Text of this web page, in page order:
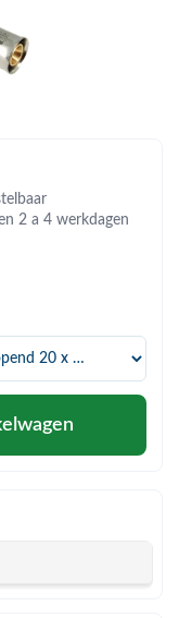
2 a 4 werkdagen